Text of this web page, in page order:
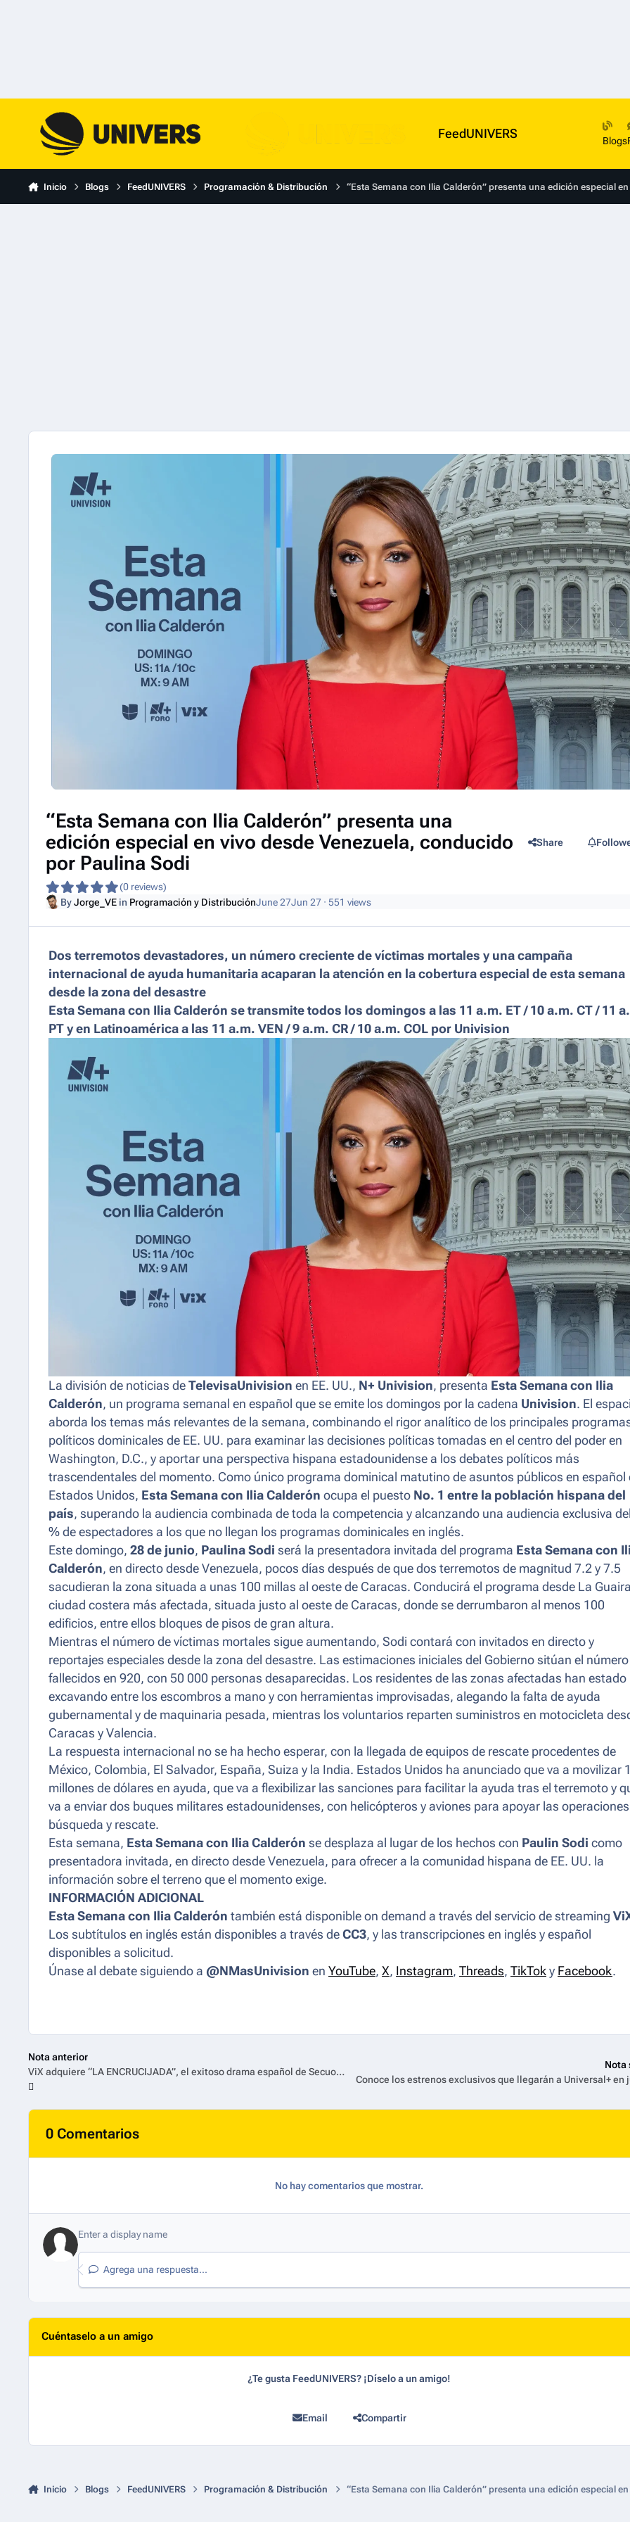
FeedUNIVERS Blogs
Inicio Blogs FeedUNIVERS Programación & Distribución “Esta Semana con Ilia Calderón” presenta una edición especial
“Esta Semana con Ilia Calderón” presenta una
edición especial en vivo desde Venezuela, conducido
por Paulina Sodi
(0 reviews)
Share
ByJorge_VEin Programación y DistribuciónJune 27Jun 27· 551 views
Dos terremotos devastadores, un número creciente de víctimas mortales y una campaña
internacional de ayuda humanitaria acaparan la atención en la cobertura especial de esta semana
desde la zona del desastre
Esta Semana con Ilia Calderón se transmite todos los domingos a las 11 a.m. ET / 10 a.m. CT / 11
PT y en Latinoamérica a las 11 a.m. VEN / 9 a.m. CR / 10 a.m. COL por Univision
La división de noticias de TelevisaUnivision en EE. UU., N+ Univision, presenta Esta Semana con Ilia
Calderón, un programa semanal en español que se emite los domingos por la cadena Univision. El
aborda los temas más relevantes de la semana, combinando el rigor analítico de los principales
políticos dominicales de EE. UU. para examinar las decisiones políticas tomadas en el centro del poder en
Washington, D.C., y aportar una perspectiva hispana estadounidense a los debates políticos más
trascendentales del momento. Como único programa dominical matutino de asuntos públicos en español
Estados Unidos, Esta Semana con Ilia Calderón ocupa el puesto No. 1 entre la población hispana del
país, superando la audiencia combinada de toda la competencia y alcanzando una audiencia exclusiva
% de espectadores a los que no llegan los programas dominicales en inglés.
Este domingo, 28 de junio, Paulina Sodi será la presentadora invitada del programa Esta Semana con
Calderón, en directo desde Venezuela, pocos días después de que dos terremotos de magnitud 7.2 y 7.5
sacudieran la zona situada a unas 100 millas al oeste de Caracas. Conducirá el programa desde La
ciudad costera más afectada, situada justo al oeste de Caracas, donde se derrumbaron al menos 100
edificios, entre ellos bloques de pisos de gran altura.
Mientras el número de víctimas mortales sigue aumentando, Sodi contará con invitados en directo y
reportajes especiales desde la zona del desastre. Las estimaciones iniciales del Gobierno sitúan el
fallecidos en 920, con 50 000 personas desaparecidas. Los residentes de las zonas afectadas han estado
excavando entre los escombros a mano y con herramientas improvisadas, alegando la falta de ayuda
gubernamental y de maquinaria pesada, mientras los voluntarios reparten suministros en motocicleta
Caracas y Valencia.
La respuesta internacional no se ha hecho esperar, con la llegada de equipos de rescate procedentes de
México, Colombia, El Salvador, España, Suiza y la India. Estados Unidos ha anunciado que va a movilizar
millones de dólares en ayuda, que va a flexibilizar las sanciones para facilitar la ayuda tras el terremoto y
va a enviar dos buques militares estadounidenses, con helicópteros y aviones para apoyar las
búsqueda y rescate.
Esta semana, Esta Semana con Ilia Calderón se desplaza al lugar de los hechos con Paulin Sodi como
presentadora invitada, en directo desde Venezuela, para ofrecer a la comunidad hispana de EE. UU. la
información sobre el terreno que el momento exige.
INFORMACIÓN ADICIONAL
Esta Semana con Ilia Calderón también está disponible on demand a través del servicio de streaming
Los subtítulos en inglés están disponibles a través de CC3, y las transcripciones en inglés y español
disponibles a solicitud.
Únase al debate siguiendo a @NMasUnivision en YouTube, X, Instagram, Threads, TikTok y Facebook.
Nota anterior
ViX adquiere “LA ENCRUCIJADA”, el exitoso drama español de Secuoya Studios
Nota
Conoce los estrenos exclusivos que llegarán a Universal+ en
0 Comentarios
No hay comentarios que mostrar.
Agrega una respuesta...
Cuéntaselo a un amigo
¿Te gusta FeedUNIVERS? ¡Díselo a un amigo!
Email Compartir
Inicio Blogs FeedUNIVERS Programación & Distribución “Esta Semana con Ilia Calderón” presenta una edición especial